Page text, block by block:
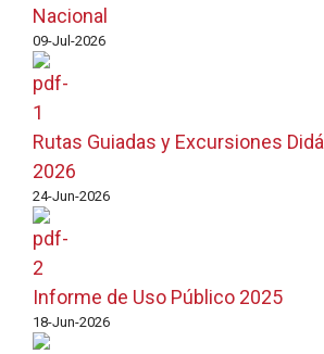
Nacional
09-Jul-2026
Rutas Guiadas y Excursiones
2026
24-Jun-2026
Informe de Uso Público 2025
18-Jun-2026